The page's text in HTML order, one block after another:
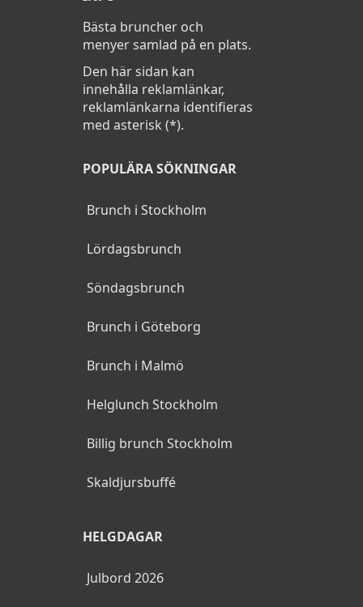
Bästa bruncher och
menyer samlad på en plats.
Den här sidan kan
innehålla reklamlänkar,
reklamlänkarna identifieras
med asterisk (*).
POPULÄRA SÖKNINGAR
Brunch i Stockholm
Lördagsbrunch
Söndagsbrunch
Brunch i Göteborg
Brunch i Malmö
Helglunch Stockholm
Billig brunch Stockholm
Skaldjursbuffé
HELGDAGAR
Julbord 2026